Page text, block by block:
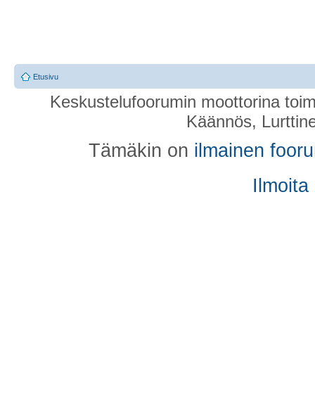
Etusivu
Keskustelufoorumin moottorina
Käännös,
Tämäkin on ilmainen